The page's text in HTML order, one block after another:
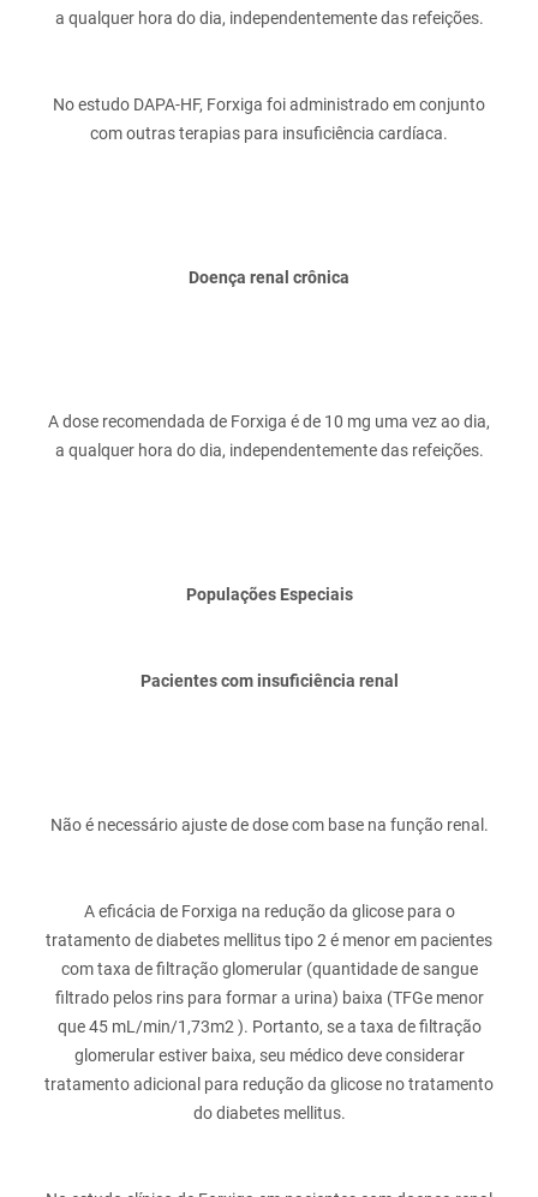
No estudo DAPA-HF, Forxiga foi administrado em conjunto
Doença renal crônica
A dose recomendada de Forxiga é de 10 mg uma vez ao dia,
Populações Especiais
Pacientes com insuficiência renal
A eficácia de Forxiga na redução da glicose para o
tratamento de diabetes mellitus tipo 2 é menor em pacientes
com taxa de filtração glomerular (quantidade de sangue
filtrado pelos rins para formar a urina) baixa (TFGe menor
que 45 mL/min/1,73m2 ). Portanto, se a taxa de filtração
glomerular estiver baixa, seu médico deve considerar
tratamento adicional para redução da glicose no tratamento